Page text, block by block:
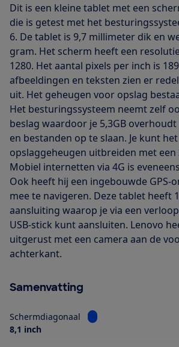
Dit is een kleine tablet met een
die is getest met het
6. De tablet is 9,7 millimeter dik en
gram. Het scherm heeft een
1280. Het aantal pixels per inch is
afbeeldingen en teksten zien er
uit. Het geheugen voor opslag
Het besturingssysteem neemt zelf
beslag waardoor je 5,3GB
en bestanden op te slaan. Je kunt het
opslaggeheugen uitbreiden met een
Mobiel internetten via 4G is
Ook heeft hij een ingebouwde GPS-
mee te navigeren. Deze tablet heeft
aansluiting waarop je via een
USB-stick kunt aansluiten. Lenovo
uitgerust met een camera aan de
achterkant.
Samenvatting
Schermdiagonaal
Bekijk informatie voor
8,1 inch